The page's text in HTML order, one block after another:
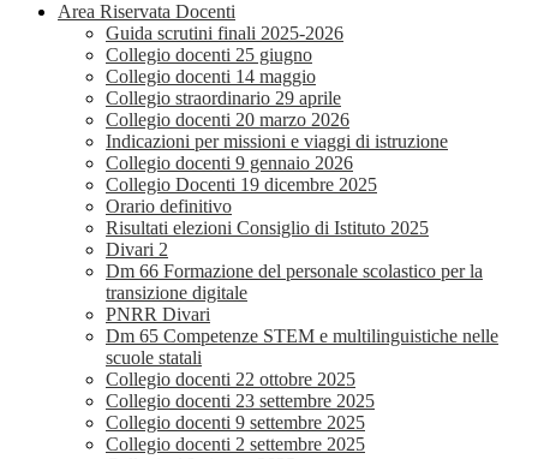
Area Riservata Docenti
Guida scrutini finali 2025-2026
Collegio docenti 25 giugno
Collegio docenti 14 maggio
Collegio straordinario 29 aprile
Collegio docenti 20 marzo 2026
Indicazioni per missioni e viaggi di istruzione
Collegio docenti 9 gennaio 2026
Collegio Docenti 19 dicembre 2025
Orario definitivo
Risultati elezioni Consiglio di Istituto 2025
Divari 2
Dm 66 Formazione del personale scolastico per la
transizione digitale
PNRR Divari
Dm 65 Competenze STEM e multilinguistiche nelle
scuole statali
Collegio docenti 22 ottobre 2025
Collegio docenti 23 settembre 2025
Collegio docenti 9 settembre 2025
Collegio docenti 2 settembre 2025